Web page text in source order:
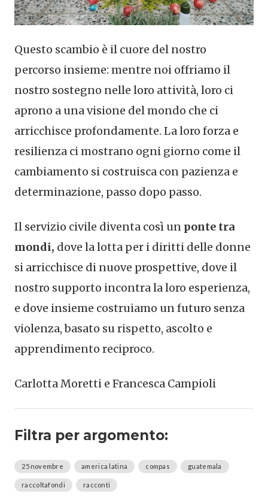
Questo scambio è il cuore del nostro
percorso insieme: mentre noi offriamo il
nostro sostegno nelle loro attività, loro ci
aprono a una visione del mondo che ci
arricchisce profondamente. La loro forza e
resilienza ci mostrano ogni giorno come il
cambiamento si costruisca con pazienza e
determinazione, passo dopo passo.
Il servizio civile diventa così un ponte tra
mondi, dove la lotta per i diritti delle donne
si arricchisce di nuove prospettive, dove il
nostro supporto incontra la loro esperienza,
e dove insieme costruiamo un futuro senza
violenza, basato su rispetto, ascolto e
apprendimento reciproco.
Carlotta Moretti e Francesca Campioli
Filtra per argomento:
25novembre america latina compas guatemala
raccoltafondi racconti